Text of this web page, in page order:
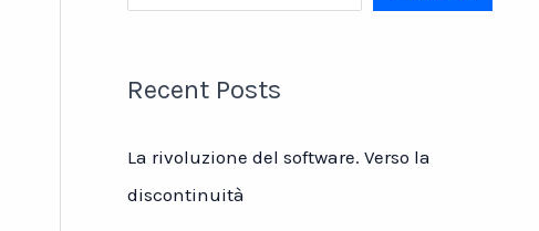
Recent Posts
La rivoluzione del software. Verso la
discontinuità